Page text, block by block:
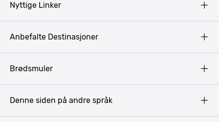
Nyttige Linker
Anbefalte Destinasjoner
Brødsmuler
Denne siden på andre språk